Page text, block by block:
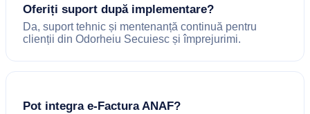
Oferiți suport după implementare?
Da, suport tehnic și mentenanță continuă pentru
clienții din Odorheiu Secuiesc și împrejurimi.
Pot integra e-Factura ANAF?